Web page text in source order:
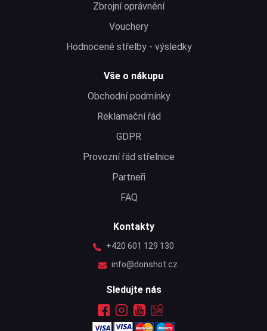
Zbrojní oprávnění
Vouchery
Hodnocené střelby - výsledky
Vše o nákupu
Obchodní podmínky
Reklamační řád
GDPR
Provozní řád střelnice
Partneři
FAQ
Kontakty
+420 601 129 130
info@donshot.cz
Sledujte nás